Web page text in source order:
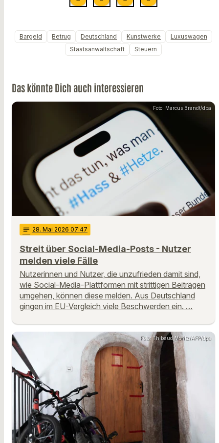
Bargeld Betrug Deutschland Kunstwerke
Luxuswagen
Staatsanwaltschaft
Steuern
Das könnte Dich auch interessieren
Foto: Marcus Brandt/dpa
notes 28. Mai 2026 07:47
Streit über Social-Media-Posts - Nutzer
melden viele Fälle
Nutzerinnen und Nutzer, die unzufrieden damit sind,
wie Social-Media-Plattformen mit strittigen Beiträgen
umgehen, können diese melden. Aus Deutschland
gingen im EU-Vergleich viele Beschwerden ein. …
Foto: Thibaud Moritz/AFP/dpa